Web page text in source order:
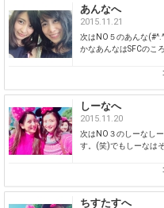
あんなへ
2015.11.21
次はNO５のあんな
かなあんなはSFCのこ
しーなへ
2015.11.20
次はNO３のしーなし
す。(笑)でもしーなは
ちすたすへ